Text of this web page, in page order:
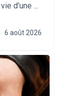
d'une ...
6 août 2026